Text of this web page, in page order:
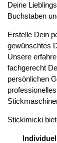
Deine
Buchstaben
Erstelle Dein
gewünschtes
Unsere
fachgerecht
persönlichen
Stickimicki